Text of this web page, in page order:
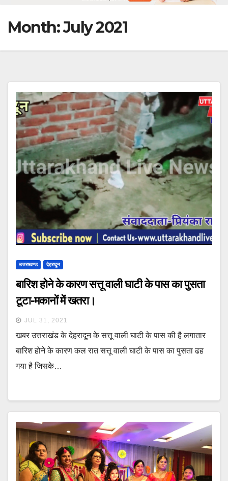
Month:July 2021
उत्तराखण्ड देहरादून
बारिश होने के कारण सत्तू वाली घाटी के पास का पुसता
टूटा-मकानों में खतरा।
JUL 31, 2021
खबर उत्तराखंड के देहरादून के सत्तू वाली घाटी के पास की है लगातार
बारिश होने के कारण कल रात सत्तू वाली घाटी के पास का पुसता ढह
गया है जिसके…